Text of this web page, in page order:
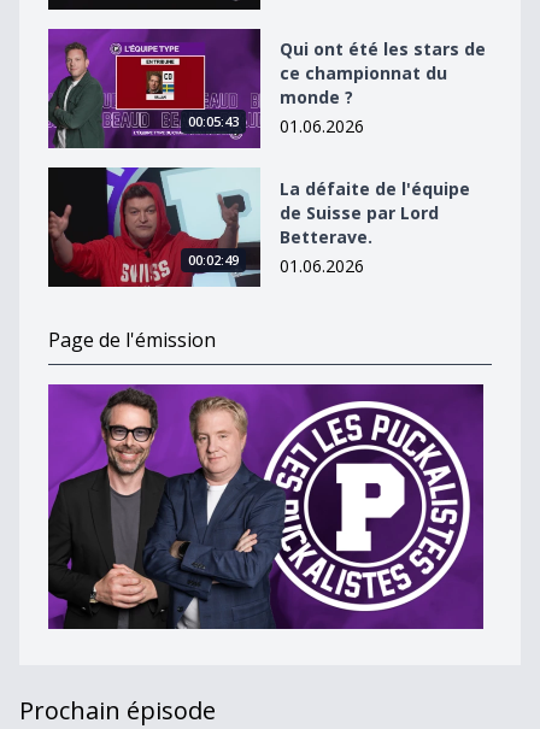
Qui ont été les stars de ce championnat du monde ?
00:05:43
Qui ont été les stars de
ce championnat du
monde ?
01.06.2026
La défaite de l&#039;équipe de Suisse par Lord
00:02:49
La défaite de l'équipe
de Suisse par Lord
Betterave.
01.06.2026
Page de l'émission
Prochain épisode